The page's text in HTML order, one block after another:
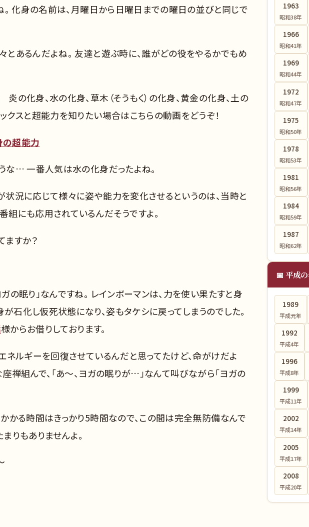
化身の名前は、月曜日から日曜日までの曜日の並びと同じで
とあるんだよね。 友達と遊ぶ時に、誰がどの役をやるかでもめ
の化身、水の化身、草木（そうもく）の化身、黄金の化身、土の
クスと超能力を知りたい場合はこちらの動画をどうぞ！
の超能力
な… 一番人気は水の化身だったよね。
状況に応じて様々に姿や能力を変化させるというのは、当時と
組にも応用されているんだそうですよ。
ますか？
の眠り」なんですね。 レインボーマンは、力を使い果たすと身
石化し仮死状態になり、姿もタケシに戻ってしまうのでした。
様からお借りしております。
ネルギーを回復させているんだと思ってたけど、命がけだよ
禅組んで、「あ～、ヨガの眠りが…」なんて叫びながら「ヨガの
かかる時間はきっかり5時間なので、この間は完全無防備なんで
りもありませんよ。
1963
昭和38年
1966
昭和41年
1969
昭和44年
1972
昭和47年
1975
昭和50年
1978
昭和53年
1981
昭和56年
1984
昭和59年
1987
昭和62年
📅 平成
1989
平成元年
1992
平成4年
1996
平成8年
1999
平成11年
2002
平成14年
2005
平成17年
2008
平成20年